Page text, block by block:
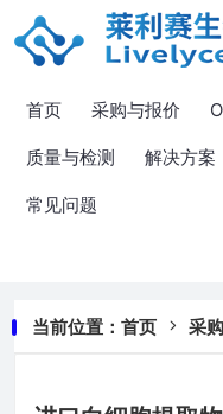
首页 采购与报价
质量与检测 解决方案
常见问题
当前位置： 首页 采